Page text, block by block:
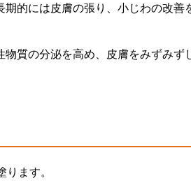
的には皮膚の張り、小じわの改善
質の分泌を高め、皮膚をみずみず
ます。